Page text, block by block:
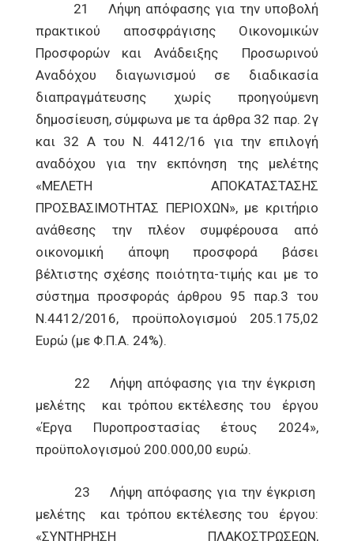
21 Λήψη απόφασης για την υποβολή
πρακτικού αποσφράγισης Οικονομικών
Προσφορών και Ανάδειξης Προσωρινού
Αναδόχου διαγωνισμού σε διαδικασία
διαπραγμάτευσης χωρίς προηγούμενη
δημοσίευση, σύμφωνα με τα άρθρα 32 παρ. 2γ
και 32 Α του Ν. 4412/16 για την επιλογή
αναδόχου για την εκπόνηση της μελέτης
«ΜΕΛΕΤΗ ΑΠΟΚΑΤΑΣΤΑΣΗΣ
ΠΡΟΣΒΑΣΙΜΟΤΗΤΑΣ ΠΕΡΙΟΧΩΝ», με κριτήριο
ανάθεσης την πλέον συμφέρουσα από
οικονομική άποψη προσφορά βάσει
βέλτιστης σχέσης ποιότητα-τιμής και με το
σύστημα προσφοράς άρθρου 95 παρ.3 του
Ν.4412/2016, προϋπολογισμού 205.175,02
Ευρώ (με Φ.Π.Α. 24%).
22 Λήψη απόφασης για την έγκριση
μελέτης και τρόπου εκτέλεσης του έργου
«Έργα Πυροπροστασίας έτους 2024»,
προϋπολογισμού 200.000,00 ευρώ.
23 Λήψη απόφασης για την έγκριση
μελέτης και τρόπου εκτέλεσης του έργου:
«ΣΥΝΤΗΡΗΣΗ ΠΛΑΚΟΣΤΡΩΣΕΩΝ,